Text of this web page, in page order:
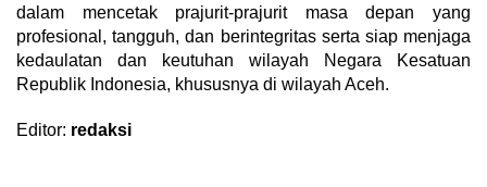
dalam mencetak prajurit-prajurit masa depan yang
profesional, tangguh, dan berintegritas serta siap menjaga
kedaulatan dan keutuhan wilayah Negara Kesatuan
Republik Indonesia, khususnya di wilayah Aceh.
Editor: redaksi